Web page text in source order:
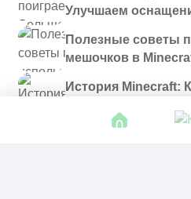
Улучшаем
Полезные советы
мешочков в
История Minecraft: